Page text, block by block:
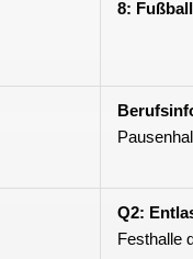
8:
Q2:
Festhalle